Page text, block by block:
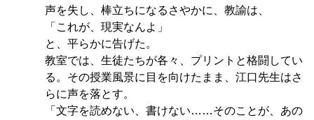
声を失し、棒立ちになるさやかに、教諭は、
「これが、現実なんよ」
と、平らかに告げた。
教室では、生徒たちが各々、プリントと格闘してい
る。その授業風景に目を向けたまま、江口先生はさ
らに声を落とす。
「文字を読めない、書けない……そのことが、あの